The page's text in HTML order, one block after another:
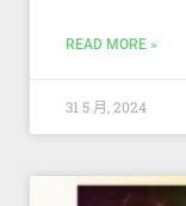
READ MORE »
31 5 月, 2024